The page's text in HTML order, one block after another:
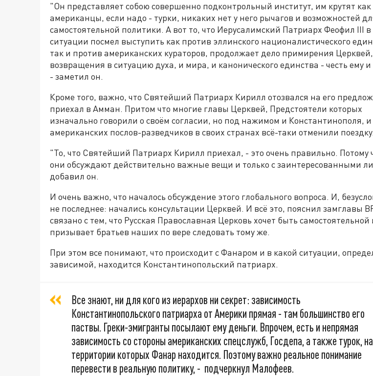
"Он представляет собою совершенно подконтрольный институт, им крутят как
американцы, если надо - турки, никаких нет у него рычагов и возможностей
самостоятельной политики. А вот то, что Иерусалимский Патриарх Феофил III в
ситуации посмел выступить как против эллинского националистического
так и против американских кураторов, продолжает дело примирения Церквей,
возвращения в ситуацию духа, и мира, и канонического единства - честь ему
- заметил он.
Кроме того, важно, что Святейший Патриарх Кирилл отозвался на его
приехал в Амман. Притом что многие главы Церквей, Предстоятели которых
изначально говорили о своём согласии, но под нажимом и Константинополя, и
американских послов-разведчиков в своих странах всё-таки отменили поездку.
"То, что Святейший Патриарх Кирилл приехал, - это очень правильно. Потому
они обсуждают действительно важные вещи и только с заинтересованными
добавил он.
И очень важно, что началось обсуждение этого глобального вопроса. И,
не последнее: начались консультации Церквей. И всё это, пояснил замглавы
связано с тем, что Русская Православная Церковь хочет быть самостоятельной
призывает братьев наших по вере следовать тому же.
При этом все понимают, что происходит с Фанаром и в какой ситуации,
зависимой, находится Константинопольский патриарх.
Все знают, ни для кого из иерархов ни секрет: зависимость
Константинопольского патриарха от Америки прямая - там большинство его
паствы. Греки-эмигранты посылают ему деньги. Впрочем, есть и непрямая
зависимость со стороны американских спецслужб, Госдепа, а также турок, на
территории которых Фанар находится. Поэтому важно реальное понимание
перевести в реальную политику, - подчеркнул Малофеев.